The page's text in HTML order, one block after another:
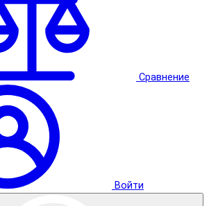
Сравнение
Войти